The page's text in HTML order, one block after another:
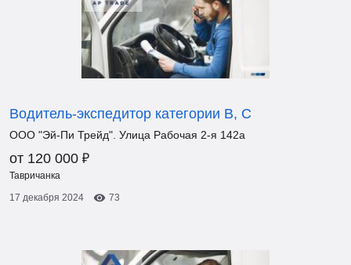
Водитель-экспедитор категории В, С
ООО "Эй-Пи Трейд". Улица Рабочая 2-я 142а
от 120 000 ₽
Тавричанка
17 декабря 2024
73